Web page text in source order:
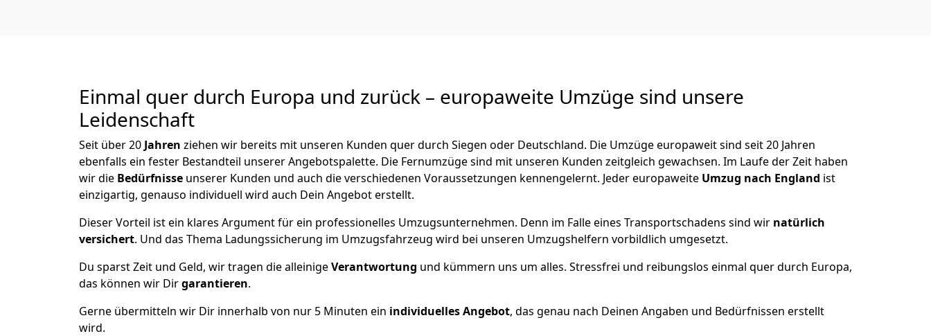
Einmal quer durch Europa und zurück – europaweite Umzüge sind unsere
Leidenschaft
Seit über20 Jahren ziehen wir bereits mit unseren Kunden quer durch Siegen oder Deutschland. Die Umzüge europaweit sind seit20 Jahren
ebenfalls ein fester Bestandteil unserer Angebotspalette. Die Fernumzüge sind mit unseren Kunden zeitgleich gewachsen. Im Laufe der Zeit haben
wir die Bedürfnisse unserer Kunden und auch die verschiedenen Voraussetzungen kennengelernt. Jeder europaweite Umzug nach England ist
einzigartig, genauso individuell wird auch Dein Angebot erstellt.
Dieser Vorteil ist ein klares Argument für ein professionelles Umzugsunternehmen. Denn im Falle eines Transportschadens sind wir natürlich
versichert. Und das Thema Ladungssicherung im Umzugsfahrzeug wird bei unseren Umzugshelfern vorbildlich umgesetzt.
Du sparst Zeit und Geld, wir tragen die alleinigeVerantwortung und kümmern uns um alles. Stressfrei und reibungslos einmal quer durch Europa,
das können wir Dirgarantieren.
Gerne übermitteln wir Dir innerhalb von nur 5 Minuten ein individuelles Angebot, das genau nach Deinen Angaben und Bedürfnissen erstellt
wird.